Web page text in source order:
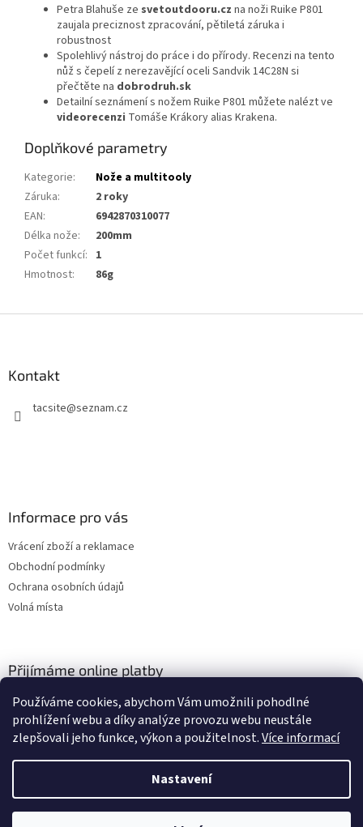
Používáme cookies, abychom Vám umožnili pohodlné
prohlížení webu a díky analýze provozu webu neustále
zlepšovali jeho funkce, výkon a použitelnost.Více informací
Nastavení
Vážení zákazníci, momentálně čerpáme dovolenou a budeme opět
Petra Blahuše ze svetoutdooru.cz na noži Ruike P801
zaujala preciznost zpracování, pětiletá záruka i
robustnost
Spolehlivý nástroj do práce i do přírody. Recenzi na tento
nůž s čepelí z nerezavějící oceli Sandvik 14C28N si
přečtěte na dobrodruh.sk
Detailní seznámení s nožem Ruike P801 můžete nalézt ve
videorecenzi Tomáše Krákory alias Krakena.
Doplňkové parametry
Kategorie:
Nože a multitooly
Záruka:
2 roky
EAN:
6942870310077
Délka nože:
200mm
Počet funkcí: 1
Hmotnost: 86g
Kontakt
tacsite@seznam.cz
Informace pro vás
Vrácení zboží a reklamace
Obchodní podmínky
Ochrana osobních údajů
Volná místa
Přijímáme online platby
Vytvořil Shoptet